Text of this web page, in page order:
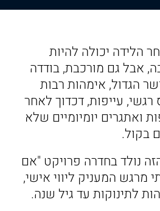
הלידה יכולה להיות
אבל גם מורכבת, בודדה
הגדול, אימהות רבות
עייפות, דכדוך לאחר
ואתגרים יומיומיים שלא
בקול.
נולד בחדרה פרויקט "אם
מרגש המעניק ליווי אישי,
לתינוקות עד גיל שנה.
תל אביב